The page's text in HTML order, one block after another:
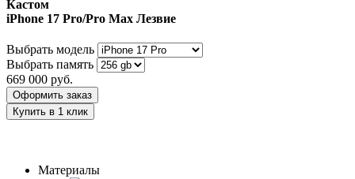
Кастом
iPhone 17 Pro/Pro Max Лезвие
Выбрать модель
Выбрать память
669 000 руб.
Оформить заказ
Купить в 1 клик
Материалы